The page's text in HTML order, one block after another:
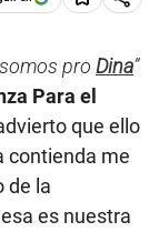
pro Dina”
Para el
que ello
contienda me
de la
es nuestra